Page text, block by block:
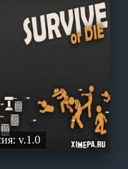
v.1.0